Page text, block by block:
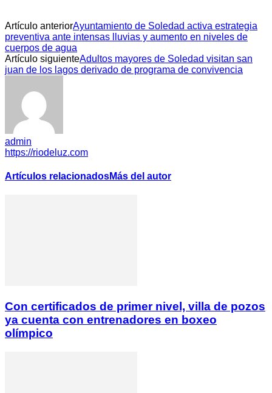
Artículo anteriorAyuntamiento de Soledad activa estrategia
preventiva ante intensas lluvias y aumento en niveles de
cuerpos de agua
Artículo siguienteAdultos mayores de Soledad visitan san
juan de los lagos derivado de programa de convivencia
admin
https://riodeluz.com
Artículos relacionadosMás del autor
Con certificados de primer nivel, villa de pozos
ya cuenta con entrenadores en boxeo
olímpico